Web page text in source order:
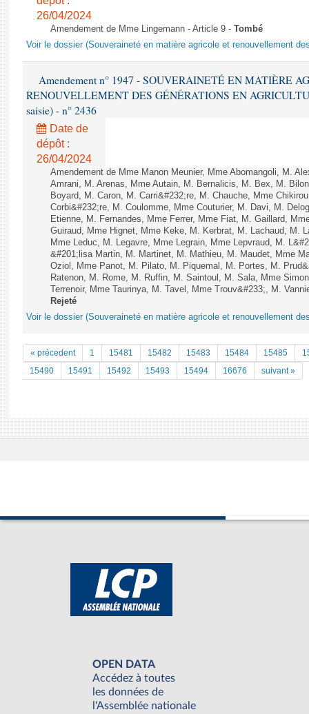
26/04/2024
Amendement de Mme Lingemann - Article 9 - Tombé
Voir le dossier (Souveraineté en matière agricole et renouvellement
Amendement n° 1947 - SOUVERAINETÉ EN MATIÈRE
RENOUVELLEMENT DES GÉNÉRATIONS EN
saisie) - n° 2436
Date de
dépôt :
26/04/2024
Amendement de Mme Manon Meunier, Mme Abomangoli, M.
Amrani, M. Arenas, Mme Autain, M. Bernalicis, M. Bex, M.
Boyard, M. Caron, M. Carri&#232;re, M. Chauche, Mme
Corbi&#232;re, M. Coulomme, Mme Couturier, M. Davi, M.
Etienne, M. Fernandes, Mme Ferrer, Mme Fiat, M. Gaillard,
Guiraud, Mme Hignet, Mme Keke, M. Kerbrat, M. Lachaud, M.
Mme Leduc, M. Legavre, Mme Legrain, Mme Lepvraud, M.
&#201;lisa Martin, M. Martinet, M. Mathieu, M. Maudet, Mme
Oziol, Mme Panot, M. Pilato, M. Piquemal, M. Portes, M.
Ratenon, M. Rome, M. Ruffin, M. Saintoul, M. Sala, Mme
Terrenoir, Mme Taurinya, M. Tavel, Mme Trouv&#233;, M.
Rejeté
Voir le dossier (Souveraineté en matière agricole et renouvellement
« précedent 1 15481 15482 15483 15484 15485
15490
15491 15492 15493 15494 16676 suivant »
OPEN DATA
Accédez à toutes
les données de
l'Assemblée nationale